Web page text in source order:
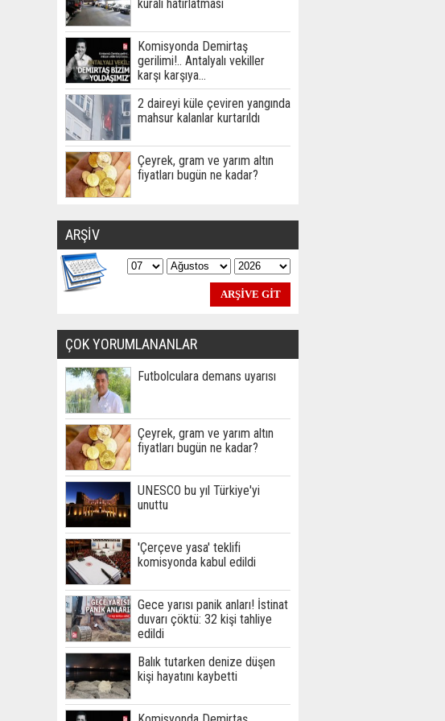
kuralı hatırlatması
Komisyonda Demirtaş
gerilimi!.. Antalyalı vekiller
karşı karşıya…
2 daireyi küle çeviren yangında
mahsur kalanlar kurtarıldı
Çeyrek, gram ve yarım altın
fiyatları bugün ne kadar?
ARŞİV
ÇOK YORUMLANANLAR
Futbolculara demans uyarısı
Çeyrek, gram ve yarım altın
fiyatları bugün ne kadar?
UNESCO bu yıl Türkiye'yi
unuttu
'Çerçeve yasa' teklifi
komisyonda kabul edildi
Gece yarısı panik anları! İstinat
duvarı çöktü: 32 kişi tahliye
edildi
Balık tutarken denize düşen
kişi hayatını kaybetti